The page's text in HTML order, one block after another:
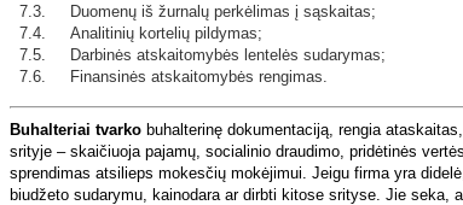
7.3. Duomenų iš žurnalų perkėlimas į sąskaitas;
7.4. Analitinių kortelių pildymas;
7.5. Darbinės atskaitomybės lentelės sudarymas;
7.6. Finansinės atskaitomybės rengimas.
Buhalteriai tvarko buhalterinę dokumentaciją, rengia
srityje – skaičiuoja pajamų, socialinio draudimo, pridėtinės
sprendimas atsilieps mokesčių mokėjimui. Jeigu firma yra
biudžeto sudarymu, kainodara ar dirbti kitose srityse. Jie seka,